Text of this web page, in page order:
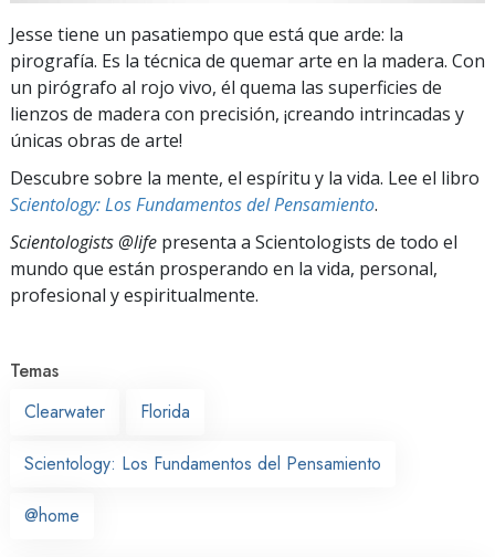
Jesse tiene un pasatiempo que está que arde: la
pirografía. Es la técnica de quemar arte en la madera. Con
un pirógrafo al rojo vivo, él quema las superficies de
lienzos de madera con precisión, ¡creando intrincadas y
únicas obras de arte!
Descubre sobre la mente, el espíritu y la vida. Lee el libro
Scientology: Los Fundamentos del Pensamiento.
Scientologists @life presenta a Scientologists de todo el
mundo que están prosperando en la vida, personal,
profesional y espiritualmente.
Temas
Clearwater
Florida
Scientology: Los Fundamentos del Pensamiento
@home